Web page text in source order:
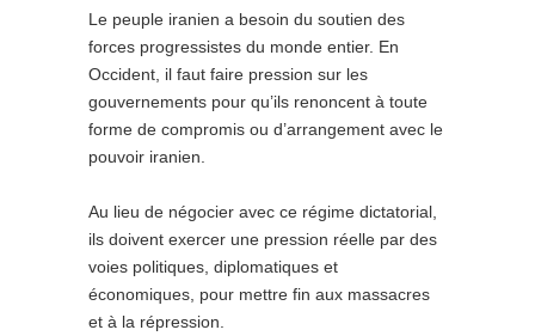
Le peuple iranien a besoin du soutien des
forces progressistes du monde entier. En
Occident, il faut faire pression sur les
gouvernements pour qu’ils renoncent à toute
forme de compromis ou d’arrangement avec le
pouvoir iranien.
Au lieu de négocier avec ce régime dictatorial,
ils doivent exercer une pression réelle par des
voies politiques, diplomatiques et
économiques, pour mettre fin aux massacres
et à la répression.